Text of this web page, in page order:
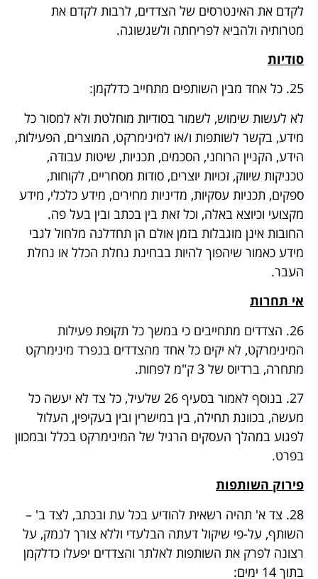
לקדם את האינטרסים של הצדדים, לרבות לקדם את
מטרותיה ולהביא לפריחתה ולשגשוגה.
סודיות
25. כל אחד מבין השותפים מתחייב כדלקמן:
לא לעשות שימוש, לשמור בסודיות מוחלטת ולא למסור כל
מידע, בקשר לשותפות ו/או למינימרקט, המוצרים, הפעילות,
הידע, הקניין הרוחני, הסכמים, תכניות, שיטות עבודה,
טכניקות שיווק, זכויות יוצרים, סודות מסחריים, לקוחות,
ספקים, תכניות עסקיות, מדיניות מחירים, מידע כלכלי, מידע
מקצועי וכיוצא באלה, וכל זאת בין בכתב ובין בעל פה.
החובות אינן מוגבלות בזמן אולם הן תחדלנה מלחול לגבי
מידע כאמור שיהפוך להיות בבחינת נחלת הכלל או נחלת
העבר.
אי תחרות
26. הצדדים מתחייבים כי במשך כל תקופת פעילות
המינימרקט, לא יקים כל אחד מהצדדים בנפרד מינימרקט
מתחרה, ברדיוס של 3 ק"מ לפחות.
27. בנוסף לאמור בסעיף 26 שלעיל, כל צד לא יעשה כל
מעשה, בכוונת תחילה, בין במישרין ובין בעקיפין, העלול
לפגוע במהלך העסקים הרגיל של המינימרקט בכלל ובמכוון
בפרט.
פירוק השותפות
28. צד א' תהיה רשאית להודיע בכל עת ובכתב, לצד ב' –
השותף, על-פי שיקול דעתה הבלעדי וללא צורך לנמק, על
רצונה לפרק את השותפות לאלתר והצדדים יפעלו כדלקמן
בתוך 14 ימים: